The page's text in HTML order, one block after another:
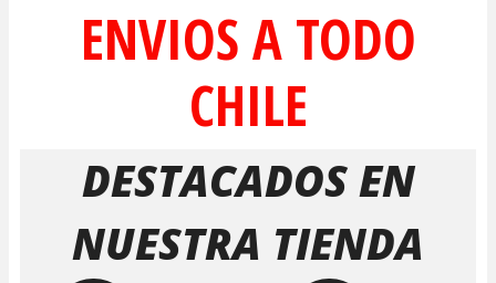
ENVIOS A TODO
CHILE
DESTACADOS EN
NUESTRA TIENDA